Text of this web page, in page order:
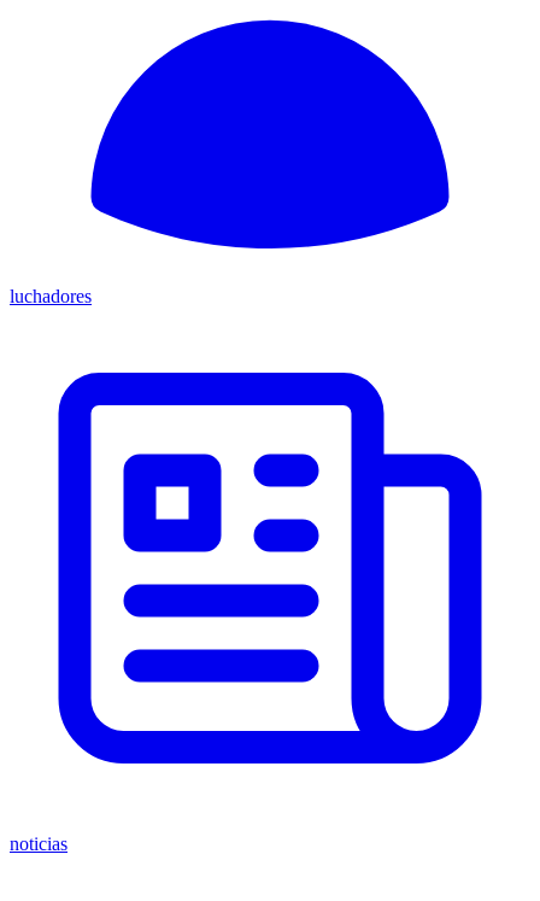
luchadores
noticias